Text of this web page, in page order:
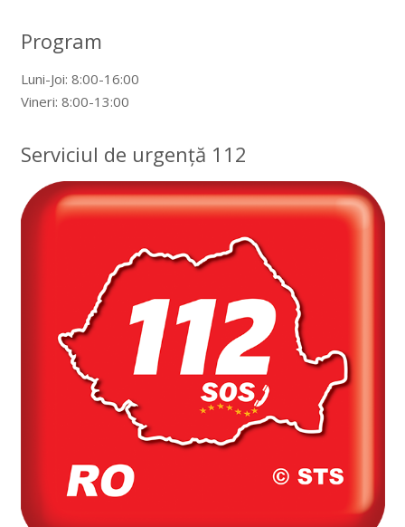
Program
Luni-Joi: 8:00-16:00
Vineri: 8:00-13:00
Serviciul de urgență 112